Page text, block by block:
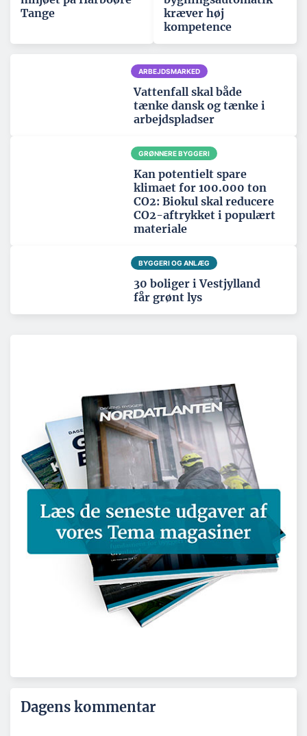
Tange
kræver høj
kompetence
ARBEJDSMARKED
Vattenfall skal både
tænke dansk og tænke i
arbejdspladser
GRØNNERE BYGGERI
Kan potentielt spare
klimaet for 100.000 ton
CO2: Biokul skal reducere
CO2-aftrykket i populært
materiale
BYGGERI OG ANLÆG
30 boliger i Vestjylland
får grønt lys
Dagens kommentar